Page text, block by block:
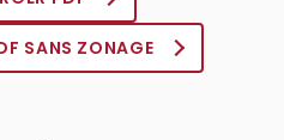
SANS ZONAGE